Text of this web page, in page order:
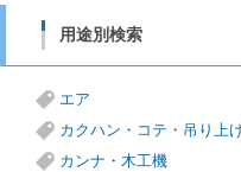
用途別検索
エア
カクハン・コテ・吊り上
カンナ・木工機